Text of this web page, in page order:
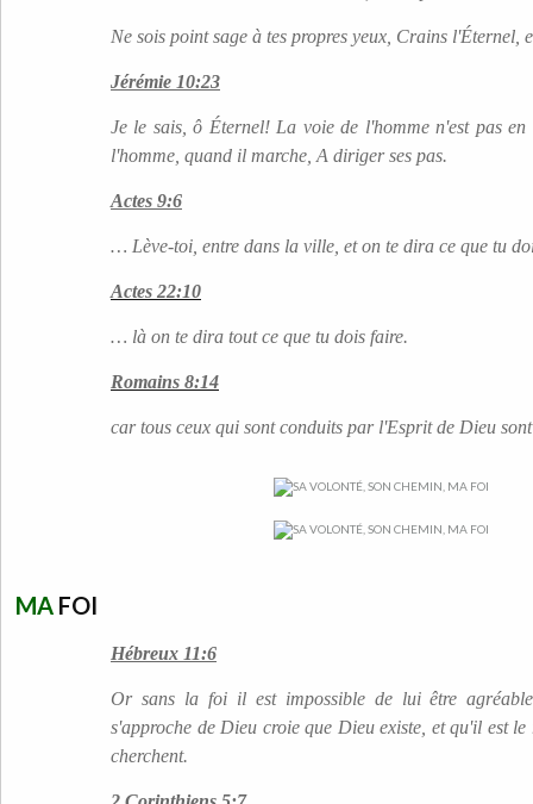
Ne sois point sage à tes propres yeux, Crains l'Éternel,
Jérémie 10:23
Je le sais, ô Éternel! La voie de l'homme n'est pas
l'homme, quand il marche, A diriger ses pas.
Actes 9:6
… Lève-toi, entre dans la ville, et on te dira ce que tu
Actes 22:10
… là on te dira tout ce que tu dois faire.
Romains 8:14
car tous ceux qui sont conduits par l'Esprit de Dieu
MA FOI
Hébreux 11:6
Or sans la foi il est impossible de lui être
s'approche de Dieu croie que Dieu existe, et qu'il est
cherchent.